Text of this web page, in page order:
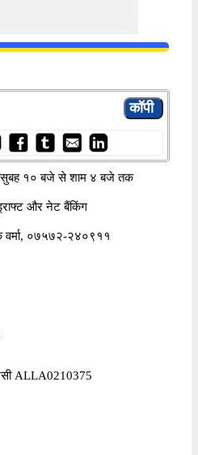
सुबह १० बजे से शाम ४ बजे तक
और नेट बैंकिंग
वर्मा, ०७५७२-२४०९११
ALLA0210375